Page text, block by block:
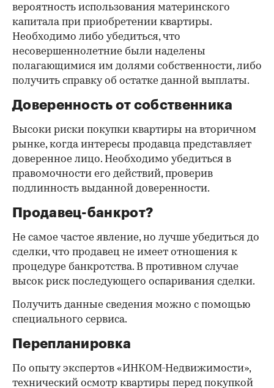
вероятность использования материнского
капитала при приобретении квартиры.
Необходимо либо убедиться, что
несовершеннолетние были наделены
полагающимися им долями собственности, либо
получить справку об остатке данной выплаты.
Доверенность от собственника
Высоки риски покупки квартиры на вторичном
рынке, когда интересы продавца представляет
доверенное лицо. Необходимо убедиться в
правомочности его действий, проверив
подлинность выданной доверенности.
Продавец-банкрот?
Не самое частое явление, но лучше убедиться до
сделки, что продавец не имеет отношения к
процедуре банкротства. В противном случае
высок риск последующего оспаривания сделки.
Получить данные сведения можно с помощью
специального сервиса.
Перепланировка
По опыту экспертов «ИНКОМ-Недвижимости»,
технический осмотр квартиры перед покупкой